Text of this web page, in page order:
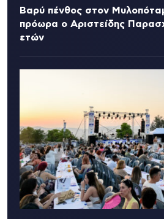
Βαρύ πένθος στον
πρόωρα ο Αριστείδης
ετών